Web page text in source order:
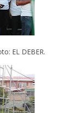
EL DEBER.